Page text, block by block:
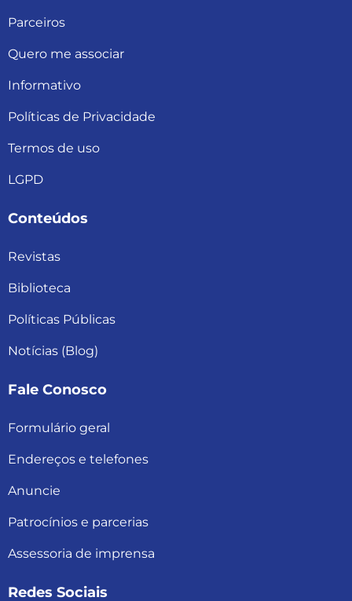
Parceiros
Quero me associar
Informativo
Políticas de Privacidade
Termos de uso
LGPD
Conteúdos
Revistas
Biblioteca
Políticas Públicas
Notícias (Blog)
Fale Conosco
Formulário geral
Endereços e telefones
Anuncie
Patrocínios e parcerias
Assessoria de imprensa
Redes Sociais